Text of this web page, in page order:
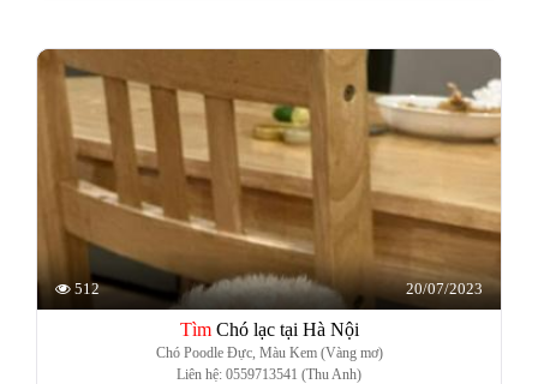
512 20/07/2023
Tìm Chó lạc tại Hà Nội
Chó Poodle Đực, Màu Kem (Vàng mơ)
Liên hệ: 0559713541 (Thu Anh)